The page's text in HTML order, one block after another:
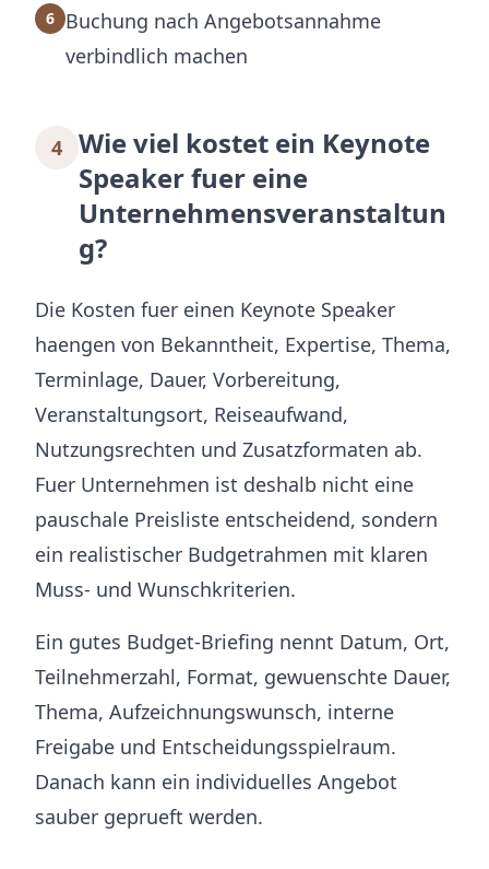
6 Buchung nach Angebotsannahme
verbindlich machen
4
Wie viel kostet ein Keynote
Speaker fuer eine
Unternehmensveranstaltun
g?
Die Kosten fuer einen Keynote Speaker
haengen von Bekanntheit, Expertise, Thema,
Terminlage, Dauer, Vorbereitung,
Veranstaltungsort, Reiseaufwand,
Nutzungsrechten und Zusatzformaten ab.
Fuer Unternehmen ist deshalb nicht eine
pauschale Preisliste entscheidend, sondern
ein realistischer Budgetrahmen mit klaren
Muss- und Wunschkriterien.
Ein gutes Budget-Briefing nennt Datum, Ort,
Teilnehmerzahl, Format, gewuenschte Dauer,
Thema, Aufzeichnungswunsch, interne
Freigabe und Entscheidungsspielraum.
Danach kann ein individuelles Angebot
sauber geprueft werden.